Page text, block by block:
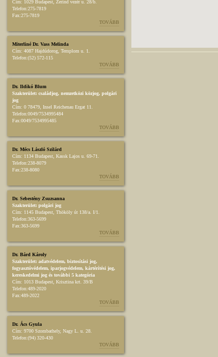
Cím: 1029 Budapest, Zerind vezér u. 28/b.
Telefon:275-7819
Fax:275-7819
TOVÁBB
Miterliné Dr. Vass Melinda
Cím: 4087 Hajdúdorog, Templom u. 1.
Telefon:(52) 572-115
TOVÁBB
Dr. Ildikó Blum
Szakterület: családjog, nemzetközi közjog, polgári
jog
Cím: 0 78479, Insel Reichenau Ergat 11.
Telefon:0049/7534995484
Fax:0049/7534995485
TOVÁBB
Dr. Mécs László Szilárd
Cím: 1134 Budapest, Kassk Lajos u. 69-71.
Telefon:238-8079
Fax:238-8080
TOVÁBB
Dr. Sebestény Zsuzsanna
Szakterület: polgári jog
Cím: 1145 Budapest, Thököly út 138/a. I/1.
Telefon:363-5699
Fax:363-5699
TOVÁBB
Dr. Bárd Károly
Szakterület: adatvédelem, biztosítási jog,
fogyasztóvédelem, iparjogvédelem, kártérítési jog,
kereskedelmi jog és további 5 kategória
Cím: 1013 Budapest, Krisztina krt. 39/B
Telefon:489-2020
Fax:489-2022
TOVÁBB
Dr. Ács Gyula
Cím: 9700 Szombathely, Nagy L. u. 28.
Telefon:(94) 320-430
TOVÁBB